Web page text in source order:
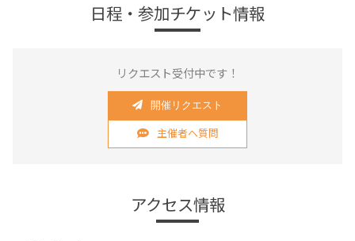
日程・参加チケット情報
リクエスト受付中です！
開催リクエスト
主催者へ質問
アクセス情報